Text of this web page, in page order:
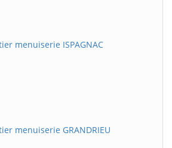
menuiserie ISPAGNAC
menuiserie GRANDRIEU